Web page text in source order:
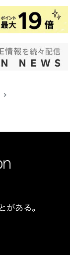
navigate_next